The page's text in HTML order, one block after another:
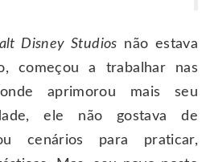
Disney Studios não estava
começou a trabalhar nas
aprimorou mais seu
ele não gostava de
cenários para praticar,